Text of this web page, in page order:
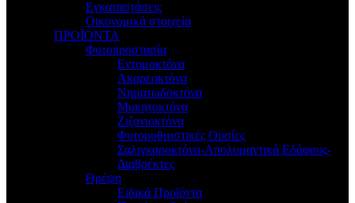
Εγκαταστάσεις
Οικονομικά στοιχεία
ΠΡΟΪΟΝΤΑ
Φυτοπροστασία
Εντομοκτόνα
Ακαρεοκτόνα
Νηματωδοκτόνα
Μυκητοκτόνα
Ζιζανιοκτόνα
Φυτορυθμιστικές Ουσίες
Σαλιγκαροκτόνα-Απολυμαντικά Εδάφους-
Διαβρέκτες
Θρέψη
Ειδικά Προϊόντα